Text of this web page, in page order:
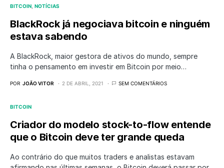
BITCOIN NOTÍCIAS
BlackRock já negociava bitcoin e ninguém
estava sabendo
A BlackRock, maior gestora de ativos do mundo, sempre
tinha o pensamento em investir em Bitcoin por meio…
POR JOÃO VITOR 2 DE ABRIL, 2021 SEM COMENTÁRIOS
BITCOIN
Criador do modelo stock-to-flow entende
que o Bitcoin deve ter grande queda
Ao contrário do que muitos traders e analistas estavam